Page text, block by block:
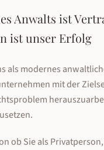
Anwalts ist
ist unser Erfolg
als modernes
mit der
ob Sie als